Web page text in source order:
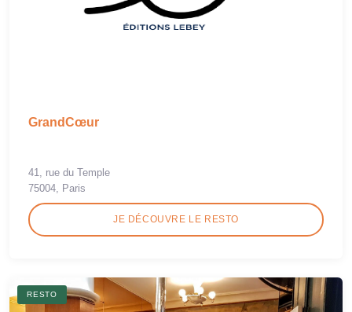
GrandCœur
41, rue du Temple
75004, Paris
JE DÉCOUVRE LE RESTO
RESTO